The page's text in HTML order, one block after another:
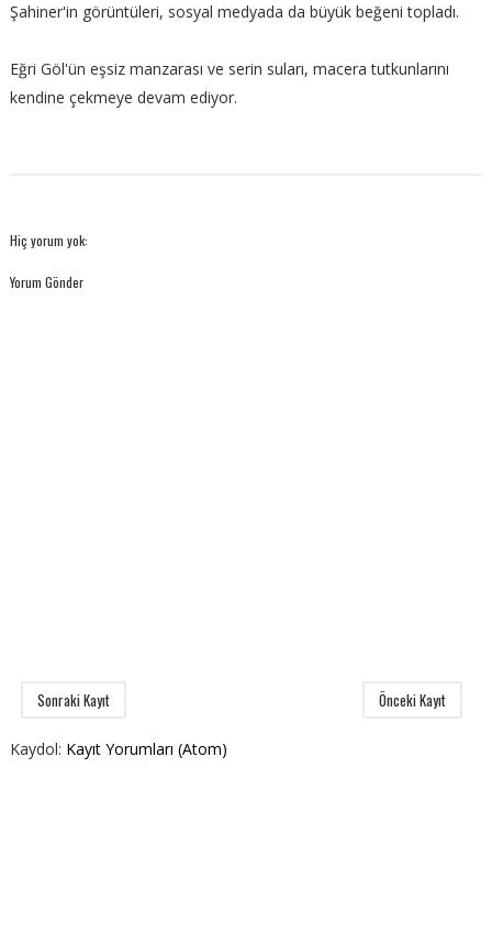
Şahiner'in görüntüleri, sosyal medyada da büyük beğeni topladı.
Eğri Göl'ün eşsiz manzarası ve serin suları, macera tutkunlarını
kendine çekmeye devam ediyor.
Hiç yorum yok:
Yorum Gönder
Sonraki Kayıt Önceki Kayıt
Kaydol: Kayıt Yorumları (Atom)